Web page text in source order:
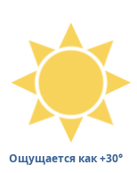
Ощущается как +30°